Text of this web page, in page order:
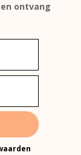
ontvang